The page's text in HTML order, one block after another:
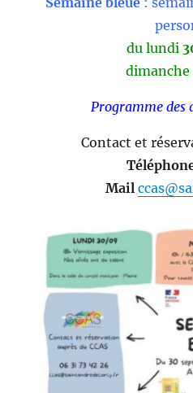
du lundi
dimanche
Programme des
Contact et
Mail